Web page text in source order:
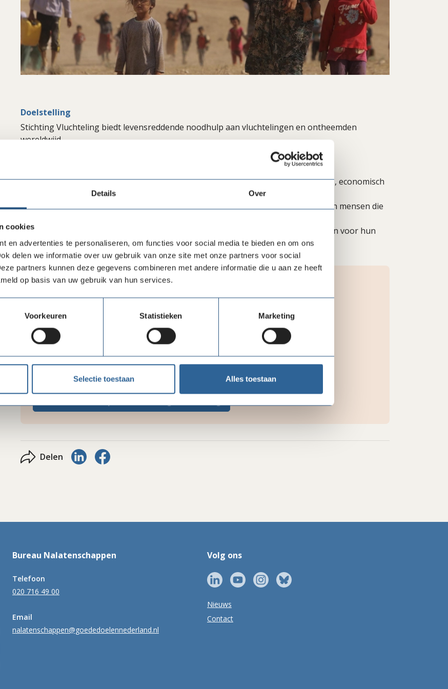
Details Over
cookies
en advertenties te personaliseren, om functies voor social media te bieden en om ons
delen we informatie over uw gebruik van onze site met onze partners voor social
partners kunnen deze gegevens combineren met andere informatie die u aan ze heeft
op basis van uw gebruik van hun services.
Voorkeuren Statistieken Marketing
Selectie toestaan Alles toestaan
Doelstelling
Stichting Vluchteling biedt levensreddende noodhulp aan vluchtelingen en ontheemden
wereldwijd.
1. Acute noodhulp en hulp bij wederopbouw op gebied van gezondheid, onderwijs, economisch
welzijn, bescherming en zelfredzaamheid.
2. Voorlichting: Het Nederlandse publiek informeren over humanitaire crisissen en mensen die
3. Pleitbezorging: Wij geven mensen op de vlucht een stem door ons uit te spreken voor hun
belangen en misstanden aan de kaak te stellen.
Delen Delen via LinkedIn
Delen via Facebook
Bureau Nalatenschappen
Telefoon
020 716 49 00
Email
nalatenschappen@goededoelennederland.nl
Volg ons
Nieuws
Contact